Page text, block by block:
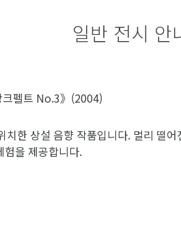
일반 전시 안
크펠트 No.3》(2004)
한 상설 음향 작품입니다. 멀리 떨
험을 제공합니다.